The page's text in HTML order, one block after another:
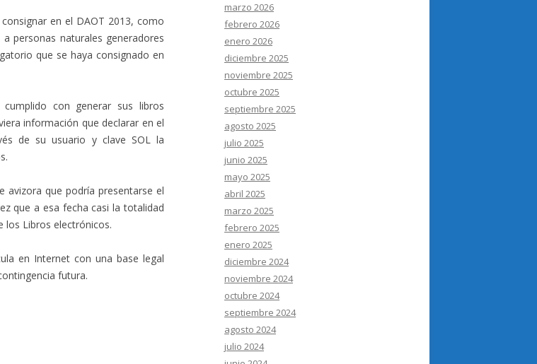
en el DAOT 2013, como
personas naturales generadores
que se haya consignado en
con generar sus libros
información que declarar en el
de su usuario y clave SOL la
avizora que podría presentarse el
que a esa fecha casi la totalidad
los Libros electrónicos.
en Internet con una base legal
futura.
marzo 2026
febrero 2026
enero 2026
diciembre 2025
noviembre 2025
octubre 2025
septiembre 2025
agosto 2025
julio 2025
junio 2025
mayo 2025
abril 2025
marzo 2025
febrero 2025
enero 2025
diciembre 2024
noviembre 2024
octubre 2024
septiembre 2024
agosto 2024
julio 2024